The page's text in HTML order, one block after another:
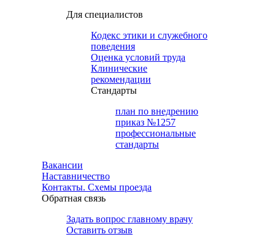
Для специалистов
Кодекс этики и служебного
поведения
Оценка условий труда
Клинические
рекомендации
Cтандарты
план по внедрению
приказ №1257
профессиональные
стандарты
Вакансии
Наставничество
Контакты. Схемы проезда
Обратная связь
Задать вопрос главному врачу
Оставить отзыв